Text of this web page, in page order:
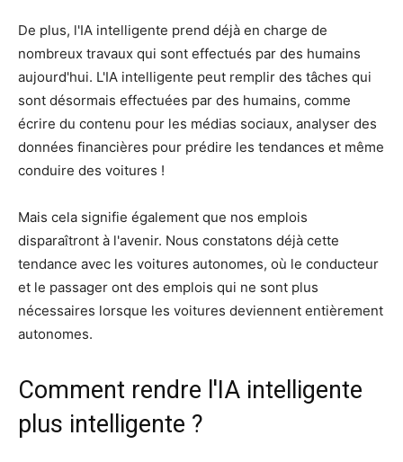
De plus, l'IA intelligente prend déjà en charge de
nombreux travaux qui sont effectués par des humains
aujourd'hui. L'IA intelligente peut remplir des tâches qui
sont désormais effectuées par des humains, comme
écrire du contenu pour les médias sociaux, analyser des
données financières pour prédire les tendances et même
conduire des voitures !
Mais cela signifie également que nos emplois
disparaîtront à l'avenir. Nous constatons déjà cette
tendance avec les voitures autonomes, où le conducteur
et le passager ont des emplois qui ne sont plus
nécessaires lorsque les voitures deviennent entièrement
autonomes.
Comment rendre l'IA intelligente
plus intelligente ?